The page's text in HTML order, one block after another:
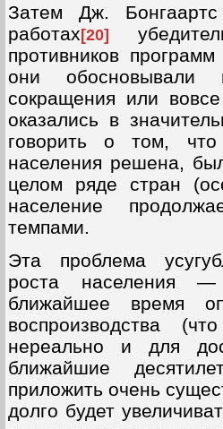
Затем Дж.
работах[20]
противников
они обосновывали
сокращения или
оказались в
говорить о том, что
населения решена,
целом ряде стран
население
темпами.
Эта проблема
роста населения
ближайшее время
воспроизводства
нереально и для
ближайшие
приложить очень
долго будет